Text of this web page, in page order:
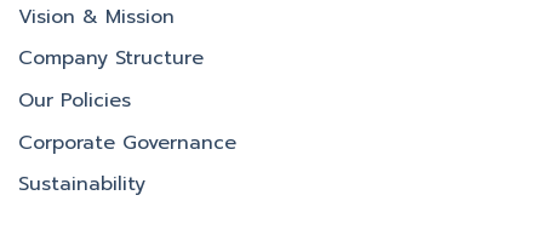
Vision & Mission
Company Structure
Our Policies
Corporate Governance
Sustainability